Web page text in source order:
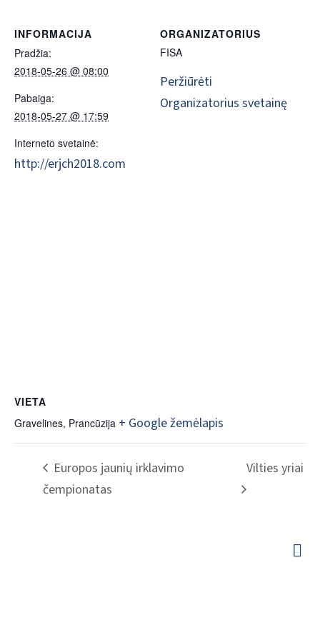
INFORMACIJA
Pradžia:
2018-05-26 @ 08:00
Pabaiga:
2018-05-27 @ 17:59
Interneto svetainė:
http://erjch2018.com
ORGANIZATORIUS
FISA
Peržiūrėti
Organizatorius svetainę
VIETA
Gravelines, Prancūzija + Google žemėlapis
Europos jaunių irklavimo
čempionatas
Vilties yriai